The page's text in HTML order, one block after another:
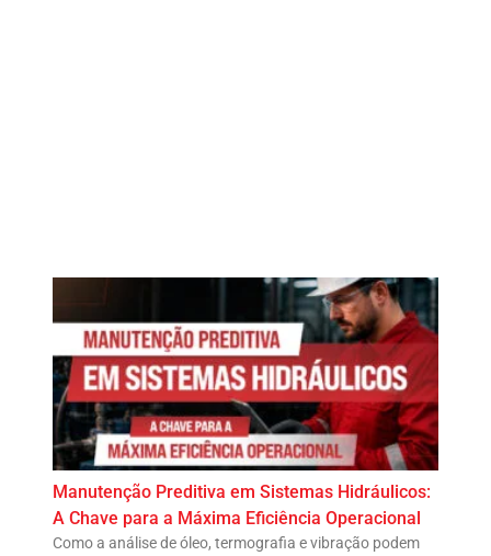
Manutenção Preditiva em Sistemas Hidráulicos:
A Chave para a Máxima Eficiência Operacional
Como a análise de óleo, termografia e vibração podem